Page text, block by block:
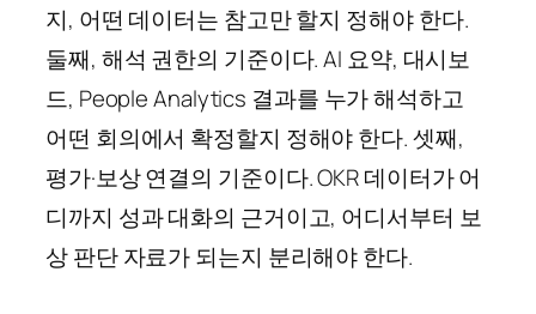
지, 어떤 데이터는 참고만 할지 정해야 한다.
둘째, 해석 권한의 기준이다. AI 요약, 대시보
드, People Analytics 결과를 누가 해석하고
어떤 회의에서 확정할지 정해야 한다. 셋째,
평가·보상 연결의 기준이다. OKR 데이터가 어
디까지 성과 대화의 근거이고, 어디서부터 보
상 판단 자료가 되는지 분리해야 한다.